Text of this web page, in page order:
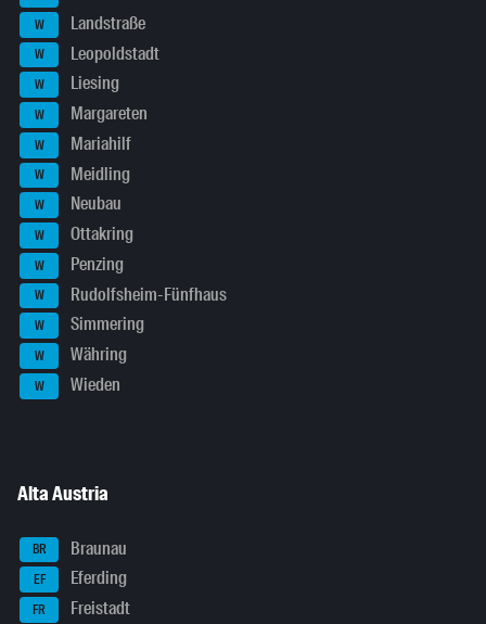
W Landstraße
W Leopoldstadt
W Liesing
W Margareten
W Mariahilf
W Meidling
W Neubau
W Ottakring
W Penzing
W Rudolfsheim-Fünfhaus
W Simmering
W Währing
W Wieden
Alta Austria
BR Braunau
EF Eferding
FR Freistadt